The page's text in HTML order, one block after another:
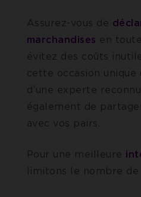
Assurez-vous de
marchandises en
évitez des coûts
cette occasion unique
d’une experte
également de
avec vos pairs.
Pour une meilleure
limitons le nombre de